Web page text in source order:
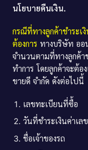
นโยบายคืนเงิน.
กรณีที่ทางลูกค้าชำระเ
ต้องการ ทางบริษัท ออ
จำนวนตามที่ทางลูกค้า
ทำการ โดยลูกค้าจะต้อ
ขายดี จำกัด ดังต่อไปนี้
เลขทะเบียนที่ซื้อ
วันที่ชำระเงินค่าเล
ชื่อเจ้าของรถ